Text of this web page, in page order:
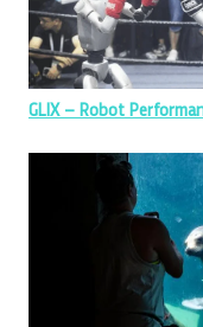
GLIX – Robot